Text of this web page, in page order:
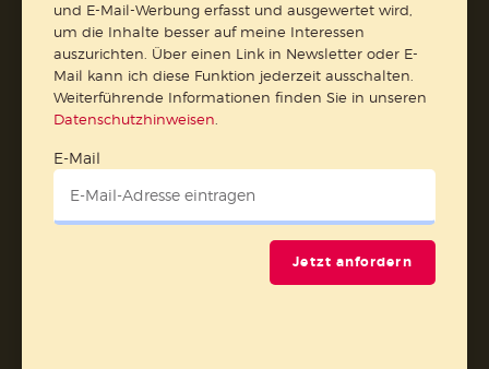
Abo online kündigen
und E-Mail-Werbung erfasst und ausgewertet wird,
um die Inhalte besser auf meine Interessen
auszurichten. Über einen Link in Newsletter oder E-
Mail kann ich diese Funktion jederzeit ausschalten.
Weiterführende Informationen finden Sie in unseren
Datenschutzhinweisen
E-Mail
Jetzt anfordern